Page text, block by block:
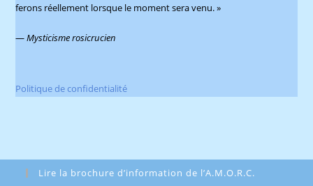
ferons réellement lorsque le moment sera venu. »
—Mysticisme rosicrucien
Politique de confidentialité
Lire la brochure d’information de l’A.M.O.R.C.